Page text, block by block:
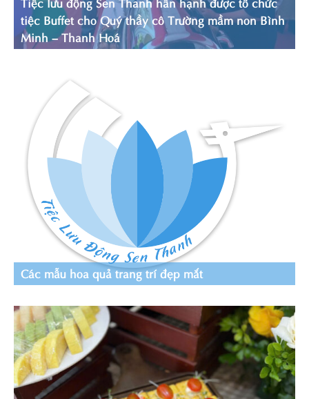
tiệc Buffet cho Quý thầy cô Trường mầm non Bình
Minh – Thanh Hoá
Các mẫu hoa quả trang trí đẹp mắt